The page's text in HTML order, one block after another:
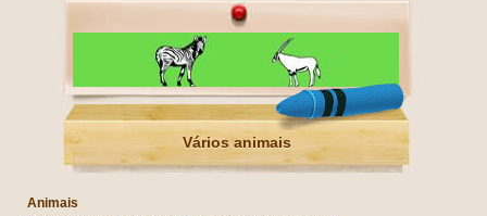
Vários animais
Animais